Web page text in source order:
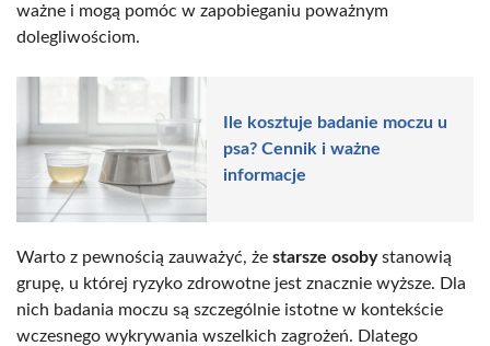
ważne i mogą pomóc w zapobieganiu poważnym
dolegliwościom.
Ile kosztuje badanie moczu u
psa? Cennik i ważne
informacje
Warto z pewnością zauważyć, że starsze osobystanowią
grupę, u której ryzyko zdrowotne jest znacznie wyższe. Dla
nich badania moczu są szczególnie istotne w kontekście
wczesnego wykrywania wszelkich zagrożeń. Dlatego